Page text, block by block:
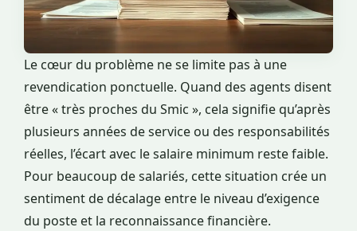
Le cœur du problème ne se limite pas à une
revendication ponctuelle. Quand des agents disent
être « très proches du Smic », cela signifie qu’après
plusieurs années de service ou des responsabilités
réelles, l’écart avec le salaire minimum reste faible.
Pour beaucoup de salariés, cette situation crée un
sentiment de décalage entre le niveau d’exigence
du poste et la reconnaissance financière.